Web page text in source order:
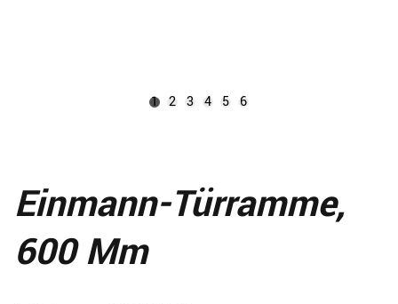
1 2 3 4 5 6
Einmann-Türramme,
600 Mm